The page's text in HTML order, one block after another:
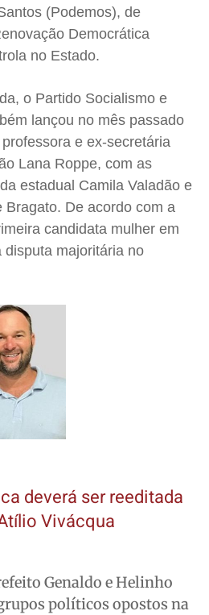
(Podemos), de
Democrática
no Estado.
o Partido Socialismo e
lançou no mês passado
e ex-secretária
Lana Roppe, com as
estadual Camila Valadão e
Bragato. De acordo com a
candidata mulher em
disputa majoritária no
deverá ser reeditada
Vivácqua
Genaldo e Helinho
políticos opostos na